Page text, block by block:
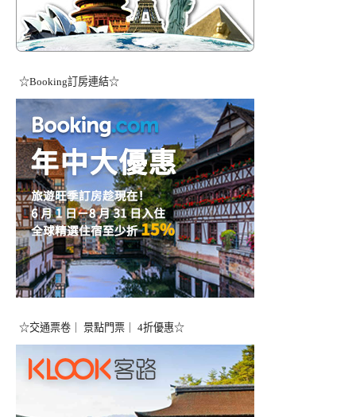
☆Booking訂房連結☆
☆交通票卷｜ 景點門票｜ 4折優惠☆